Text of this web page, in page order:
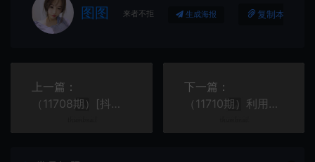
图图 来者不拒 生成海报 复制本文链接
上一篇：
（11708期）[抖音早教赛道无人游戏直播] 单账号日入100+，单个下载12米，日均10-30…
下一篇：
（11710期）利用这款软件无脑双重去重 100％中视频＋视频号分成计划 小白也能月入3w＋